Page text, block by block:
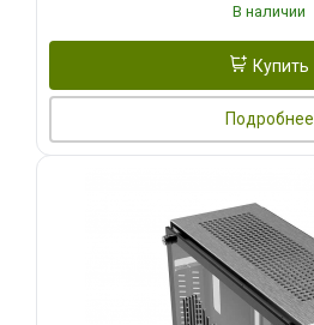
В наличии
Купить
Подробнее